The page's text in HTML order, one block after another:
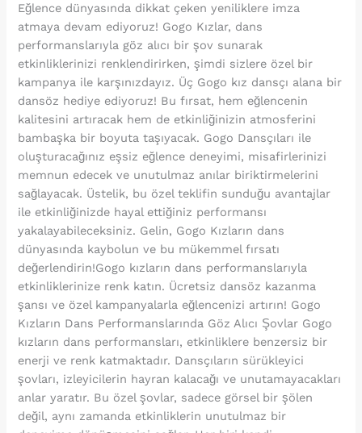
Eğlence dünyasında dikkat çeken yeniliklere imza
atmaya devam ediyoruz! Gogo Kızlar, dans
performanslarıyla göz alıcı bir şov sunarak
etkinliklerinizi renklendirirken, şimdi sizlere özel bir
kampanya ile karşınızdayız. Üç Gogo kız dansçı alana bir
dansöz hediye ediyoruz! Bu fırsat, hem eğlencenin
kalitesini artıracak hem de etkinliğinizin atmosferini
bambaşka bir boyuta taşıyacak. Gogo Dansçıları ile
oluşturacağınız eşsiz eğlence deneyimi, misafirlerinizi
memnun edecek ve unutulmaz anılar biriktirmelerini
sağlayacak. Üstelik, bu özel teklifin sunduğu avantajlar
ile etkinliğinizde hayal ettiğiniz performansı
yakalayabileceksiniz. Gelin, Gogo Kızların dans
dünyasında kaybolun ve bu mükemmel fırsatı
değerlendirin!Gogo kızların dans performanslarıyla
etkinliklerinize renk katın. Ücretsiz dansöz kazanma
şansı ve özel kampanyalarla eğlencenizi artırın! Gogo
Kızların Dans Performanslarında Göz Alıcı Şovlar Gogo
kızların dans performansları, etkinliklere benzersiz bir
enerji ve renk katmaktadır. Dansçıların sürükleyici
şovları, izleyicilerin hayran kalacağı ve unutamayacakları
anlar yaratır. Bu özel şovlar, sadece görsel bir şölen
değil, aynı zamanda etkinliklerin unutulmaz bir